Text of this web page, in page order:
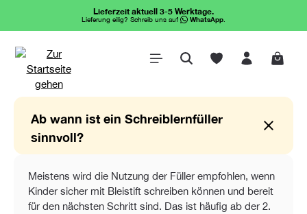
Lieferzeit aktuell 3-5 Werktage.
Lieferung eilig? Schreib uns auf WhatsApp.
Ab wann ist ein Schreiblernfüller
sinnvoll?
Meistens wird die Nutzung der Füller empfohlen, wenn
Kinder sicher mit Bleistift schreiben können und bereit
für den nächsten Schritt sind. Das ist häufig ab der 2.